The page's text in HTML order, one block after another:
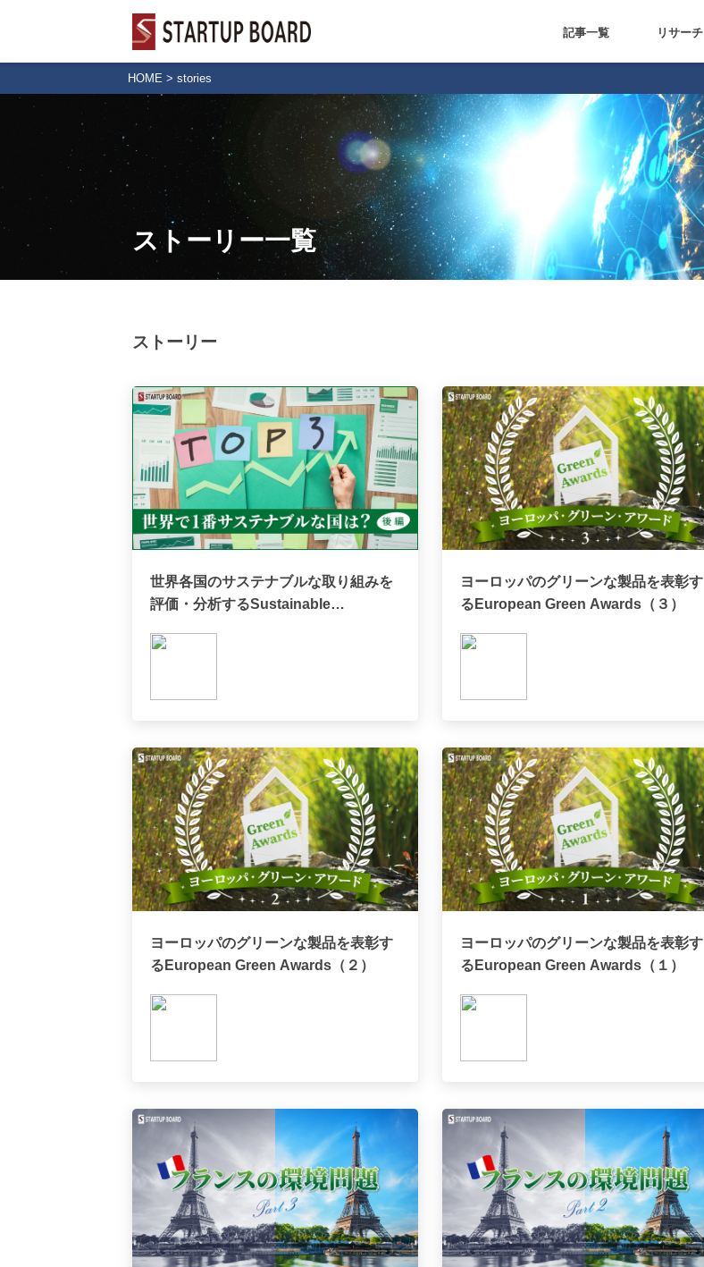
記事一覧
FinTech
FoodTech
Health Care
IoT
Mobility
特集
基本情報
リサーチ
イベント
リサーチ
HOME > stories
ストーリー一覧
ストーリー
世界各国のサステナブルな取り組みを
評価・分析するSustainable
ヨーロッパのグリーンな製品を表彰す
るEuropean Green Awards（３）
ヨーロッパのグリーンな製品を表彰す
るEuropean Green Awards（２）
ヨーロッパのグリーンな製品を表彰す
るEuropean Green Awards（１）